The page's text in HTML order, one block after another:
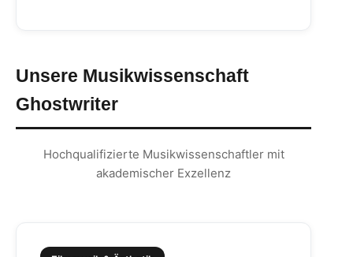
Unsere Musikwissenschaft
Ghostwriter
Hochqualifizierte Musikwissenschaftler mit
akademischer Exzellenz